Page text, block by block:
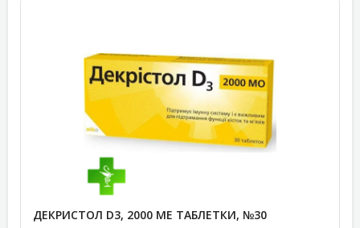
ДЕКРИСТОЛ D3, 2000 МЕ ТАБЛЕТКИ, №30